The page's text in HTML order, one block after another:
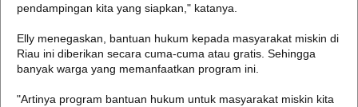
pendampingan kita yang siapkan," katanya.
Elly menegaskan, bantuan hukum kepada masyarakat miskin di
Riau ini diberikan secara cuma-cuma atau gratis. Sehingga
banyak warga yang memanfaatkan program ini.
"Artinya program bantuan hukum untuk masyarakat miskin kita